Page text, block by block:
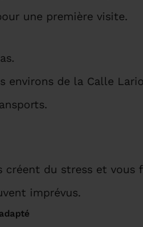
une première visite.
environs de la Calle
créent du stress et vous
imprévus.